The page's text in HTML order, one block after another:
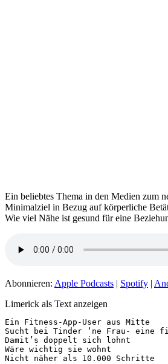
Ein beliebtes Thema in den Medien zum
Minimalziel in Bezug auf körperliche
Wie viel Nähe ist gesund für eine
Abonnieren: Apple Podcasts | Spotify |
Limerick als Text anzeigen
Ein Fitness-App-User aus Mitte
Sucht bei Tinder ‘ne Frau- eine
Damit’s doppelt sich lohnt
Wäre wichtig sie wohnt
Nicht näher als 10.000 Schritte